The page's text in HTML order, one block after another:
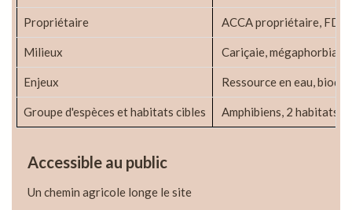
Propriétaire ACCA propriétaire,
Milieux Cariçaie,
Enjeux Ressource en eau,
Groupe d'espèces et habitats cibles Amphibiens, 2 habitats
Accessible au public
Un chemin agricole longe le site